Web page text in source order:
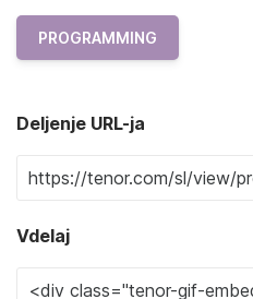
PROGRAMMING
Deljenje URL-ja
Vdelaj